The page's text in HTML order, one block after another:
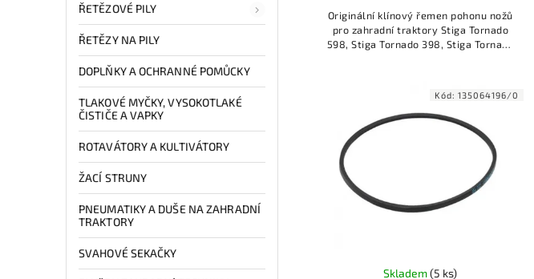
ŘETĚZOVÉ PILY
ŘETĚZY NA PILY
DOPLŇKY A OCHRANNÉ POMŮCKY
TLAKOVÉ MYČKY, VYSOKOTLAKÉ
ČISTIČE A VAPKY
ROTAVÁTORY A KULTIVÁTORY
ŽACÍ STRUNY
PNEUMATIKY A DUŠE NA ZAHRADNÍ
TRAKTORY
SVAHOVÉ SEKAČKY
Originální klínový řemen pohonu nožů
pro zahradní traktory Stiga Tornado
598, Stiga Tornado 398, Stiga Tornado
Skladem(5 ks)
Kód:135064196/0